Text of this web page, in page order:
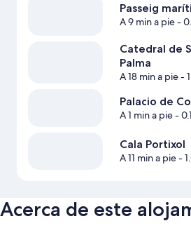
Passeig
A 9 min a pie-
Catedral de
Palma
A 18 min a pie-
Palacio de
A 1 min a pie-
Cala Portixol
A 11 min a pie-
Acerca de este